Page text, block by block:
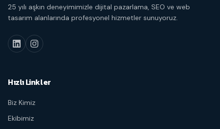
25 yılı aşkın deneyimimizle dijital pazarlama, SEO ve web
tasarım alanlarında profesyonel hizmetler sunuyoruz.
Hızlı Linkler
Biz Kimiz
Ekibimiz